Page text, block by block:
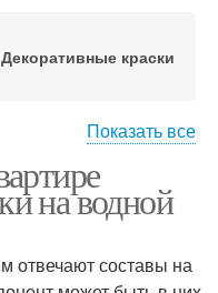
Декоративные краски
Фактурная краска
Краска для наружных
Показать все
на водной
отвечают составы на